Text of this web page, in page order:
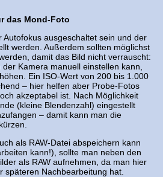
das Mond-Foto
Autofokus ausgeschaltet sein und der
werden. Außerdem sollten möglichst
damit das Bild nicht verrauscht:
Kamera manuell einstellen kann,
Ein ISO-Wert von 200 bis 1.000
– hier helfen aber Probe-Fotos
akzeptabel ist. Nach Möglichkeit
(kleine Blendenzahl) eingestellt
– damit kann man die
als RAW-Datei abspeichern kann
kann!), sollte man neben den
als RAW aufnehmen, da man hier
späteren Nachbearbeitung hat.